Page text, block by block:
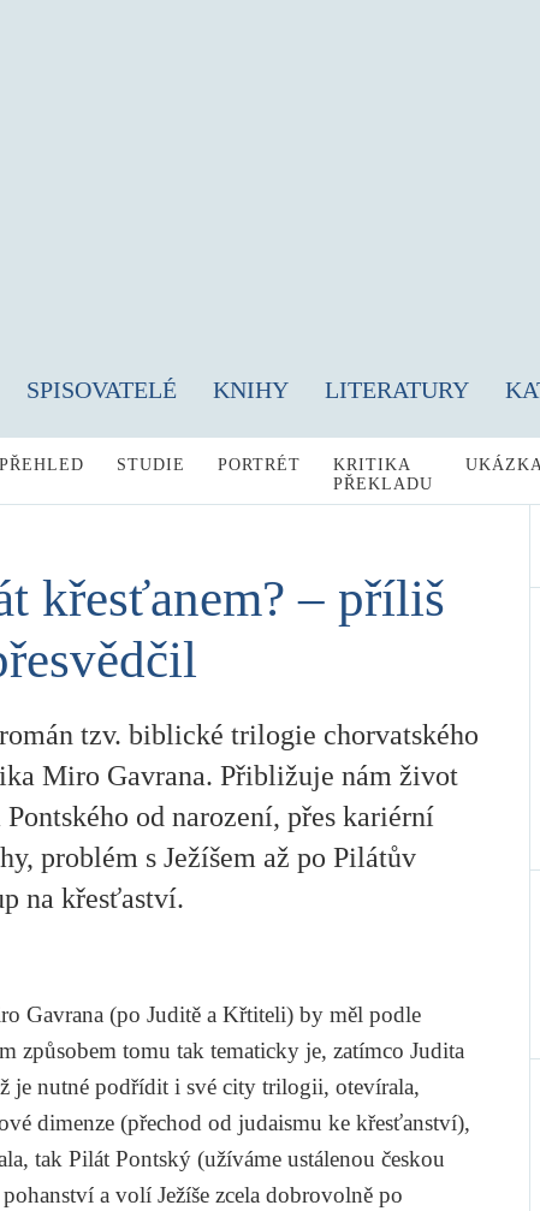
SPISOVATELÉ KNIHY LITERATURY
PŘEHLED STUDIE PORTRÉT
KRITIKA
PŘEKLADU
křesťanem? – příliš
tzv. biblické trilogie chorvatského
Miro Gavrana. Přibližuje nám život
od narození, přes kariérní
problém s Ježíšem až po Pilátův
na křesťaství.
Gavrana (po Juditě a Křtiteli) by měl podle
způsobem tomu tak tematicky je, zatímco Judita
je nutné podřídit i své city trilogii, otevírala,
dimenze (přechod od judaismu ke křesťanství),
tak Pilát Pontský (užíváme ustálenou českou
a volí Ježíše zcela dobrovolně po